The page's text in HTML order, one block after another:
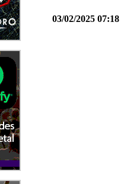
03/02/2025 07:18